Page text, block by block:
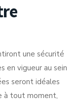
une sécurité
en vigueur au sein
seront idéales
à tout moment,